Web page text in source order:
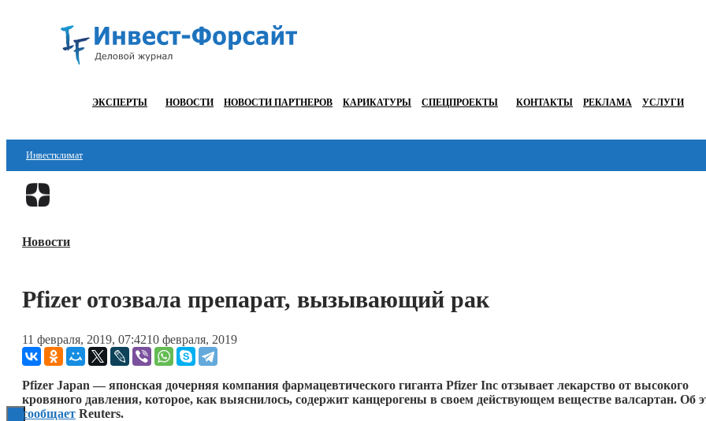
ЭКСПЕРТЫ НОВОСТИ НОВОСТИ ПАРТНЕРОВ КАРИКАТУРЫ СПЕЦПРОЕКТЫ КОНТАКТЫ РЕКЛАМА УСЛУГИ
Инвестклимат
Финансы
Блокчейн
ESG
Новости
Pfizer отозвала препарат, вызывающий рак
11 февраля, 2019, 07:4210 февраля, 2019
Pfizer Japan — японская дочерняя компания фармацевтического гиганта Pfizer Inc отзывает лекарство от высокого
кровяного давления, которое, как выяснилось, содержит канцерогены в своем действующем веществе валсартан. Об
сообщает Reuters.